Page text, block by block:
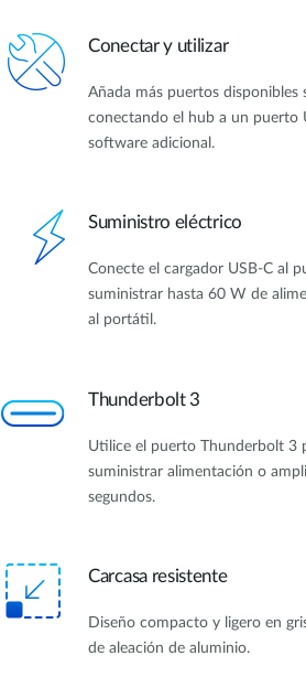
Conectar y utilizar
Añada más puertos disponibles
conectando el hub a un puerto
software adicional.
Suministro eléctrico
Conecte el cargador USB-C al
suministrar hasta 60 W de
al portátil.
Thunderbolt 3
Utilice el puerto Thunderbolt 3
suministrar alimentación o
segundos.
Carcasa resistente
Diseño compacto y ligero en
de aleación de aluminio.